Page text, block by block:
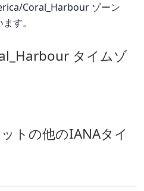
Coral_Harbour ゾーン
す。
タイムゾ
トの他のIANAタイ